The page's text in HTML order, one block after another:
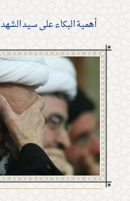
أهمية البكاء على سيد